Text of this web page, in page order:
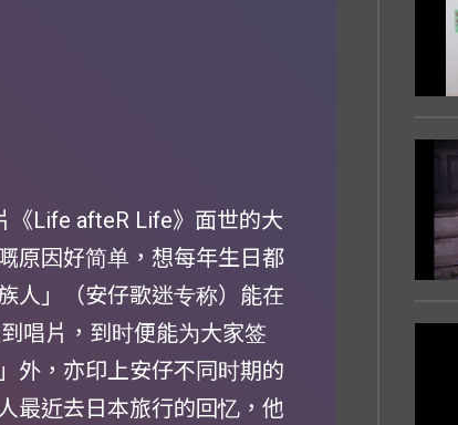
《Life afteR Life》面世的大
原因好简单，想每年生日都
人」（安仔歌迷专称）能在
唱片，到时便能为大家签
外，亦印上安仔不同时期的
最近去日本旅行的回忆，他